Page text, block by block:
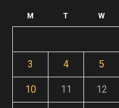
M T W
3 4 5
10 11 12